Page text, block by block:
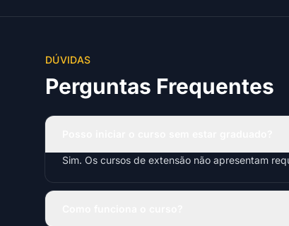
DÚVIDAS
Perguntas Frequentes
Sim. Os cursos de extensão não apresentam